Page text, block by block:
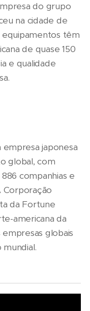
do grupo
na cidade de
equipamentos têm
de quase 150
e qualidade
japonesa
global, com
companhias e
Corporação
da Fortune
americana da
globais